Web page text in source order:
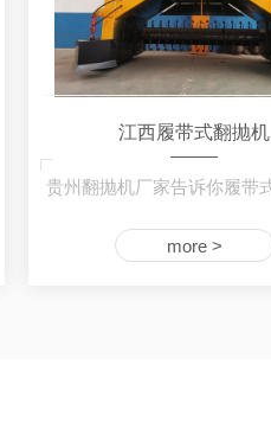
江西履带式翻抛机
more >